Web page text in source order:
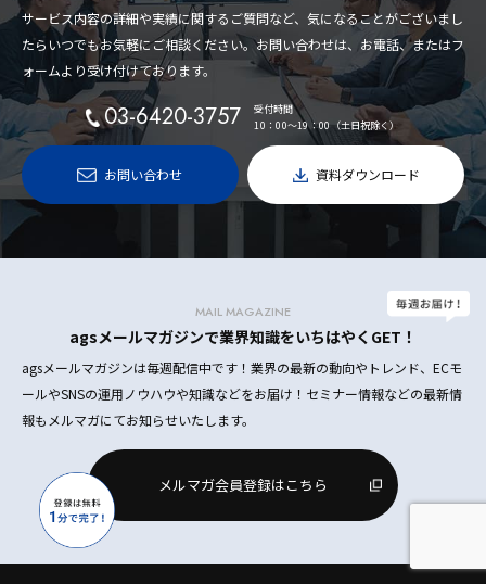
サービス内容の詳細や実績に関するご質問など、気になることがございまし
たらいつでもお気軽にご相談ください。お問い合わせは、お電話、またはフ
ォームより受け付けております。
03-6420-3757
受付時間
10：00〜19：00（土日祝除く）
お問い合わせ 資料ダウンロード
MAIL MAGAZINE
agsメールマガジンで業界知識をいちはやくGET！
agsメールマガジンは毎週配信中です！業界の最新の動向やトレンド、ECモ
ールやSNSの運用ノウハウや知識などをお届け！セミナー情報などの最新情
報もメルマガにてお知らせいたします。
メルマガ会員登録はこちら